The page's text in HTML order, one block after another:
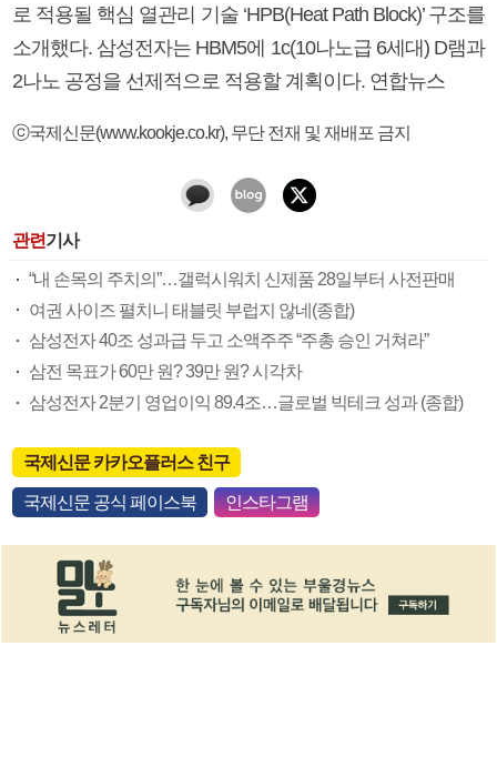
로 적용될 핵심 열관리 기술 ‘HPB(Heat Path Block)’ 구조를
소개했다. 삼성전자는 HBM5에 1c(10나노급 6세대) D램과
2나노 공정을 선제적으로 적용할 계획이다. 연합뉴스
ⓒ국제신문(www.kookje.co.kr), 무단 전재 및 재배포 금지
관련기사
“내 손목의 주치의”…갤럭시워치 신제품 28일부터 사전판매
여권 사이즈 펼치니 태블릿 부럽지 않네(종합)
삼성전자 40조 성과급 두고 소액주주 “주총 승인 거쳐라”
삼전 목표가 60만 원? 39만 원? 시각차
삼성전자 2분기 영업이익 89.4조…글로벌 빅테크 성과 (종합)
국제신문 카카오플러스 친구
국제신문 공식 페이스북 인스타그램